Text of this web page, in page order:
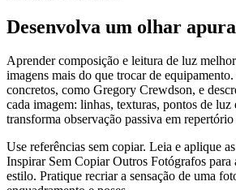
Desenvolva um olhar
Aprender composição e leitura de luz
imagens mais do que trocar de
concretos, como Gregory Crewdson, e
cada imagem: linhas, texturas, pontos de luz
transforma observação passiva em
Use referências sem copiar. Leia e aplique
Inspirar Sem Copiar Outros Fotógrafos para
estilo. Pratique recriar a sensação de uma